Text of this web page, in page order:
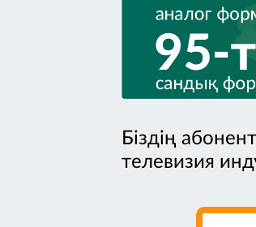
Біздің
телевизия